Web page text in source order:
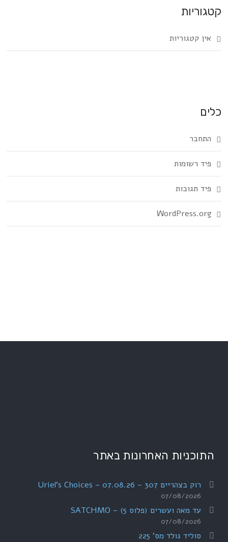
קטגוריות
אין קטגוריות
כלים
התחבר
פיד רשומות
פיד תגובות
WordPress.org
התוכניות האחרונות באתר
רוק בצהריים 307 – 07.08.26 – Uriel's Choices
07/08/2026
עד מאה ועשרים (פלוס 5) – SATCHMO
07/08/2026
סוליד גולד מס' 225